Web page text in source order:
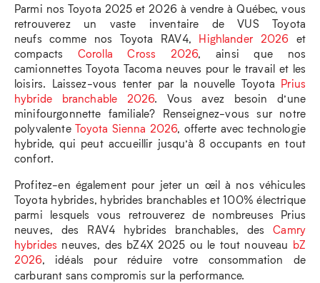
Parmi nos Toyota 2025 et 2026 à vendre à Québec, vous
retrouverez un vaste inventaire de VUS Toyota
neufs comme nos Toyota RAV4, Highlander 2026 et
compacts Corolla Cross 2026, ainsi que nos
camionnettes Toyota Tacoma neuves pour le travail et les
loisirs. Laissez-vous tenter par la nouvelle Toyota Prius
hybride branchable 2026. Vous avez besoin d’une
minifourgonnette familiale? Renseignez-vous sur notre
polyvalente Toyota Sienna 2026, offerte avec technologie
hybride, qui peut accueillir jusqu’à 8 occupants en tout
confort.
Profitez-en également pour jeter un œil à nos véhicules
Toyota hybrides, hybrides branchables et 100% électrique
parmi lesquels vous retrouverez de nombreuses Prius
neuves, des RAV4 hybrides branchables, desCamry
hybrides neuves, des bZ4X 2025 ou le tout nouveau bZ
2026, idéals pour réduire votre consommation de
carburant sans compromis sur la performance.